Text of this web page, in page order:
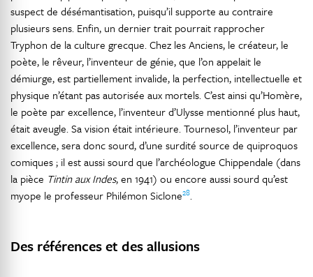
suspect de désémantisation, puisqu’il supporte au contraire
plusieurs sens. Enfin, un dernier trait pourrait rapprocher
Tryphon de la culture grecque. Chez les Anciens, le créateur, le
poète, le rêveur, l’inventeur de génie, que l’on appelait le
démiurge, est partiellement invalide, la perfection, intellectuelle et
physique n’étant pas autorisée aux mortels. C’est ainsi qu’Homère,
le poète par excellence, l’inventeur d’Ulysse mentionné plus haut,
était aveugle. Sa vision était intérieure. Tournesol, l’inventeur par
excellence, sera donc sourd, d’une surdité source de quiproquos
comiques ; il est aussi sourd que l’archéologue Chippendale (dans
la pièce Tintin aux Indes, en 1941) ou encore aussi sourd qu’est
myope le professeur Philémon Siclone28.
Des références et des allusions